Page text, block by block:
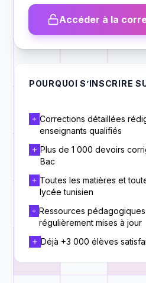
Accéder à la
POURQUOI S’INSCRIRE
Corrections détaillées
enseignants qualifiés
Plus de 1 000 devoirs
Bac
Toutes les matières et
lycée tunisien
Ressources
régulièrement mises à jour
Déjà +3 000 élèves